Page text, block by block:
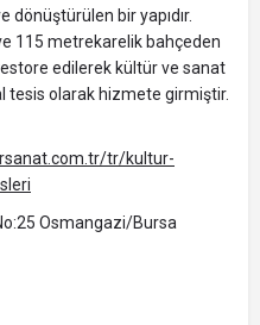
bir yapıdır.
115 metrekarelik bahçeden
edilerek kültür ve sanat
tesis olarak hizmete girmiştir.
tr/kultur-
Osmangazi/Bursa